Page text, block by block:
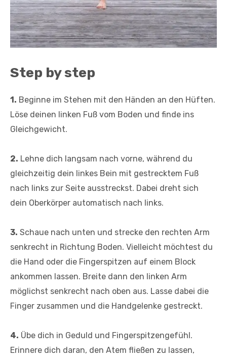
Step by step
1. Beginne im Stehen mit den Händen an den Hüften.
Löse deinen linken Fuß vom Boden und finde ins
Gleichgewicht.
2. Lehne dich langsam nach vorne, während du
gleichzeitig dein linkes Bein mit gestrecktem Fuß
nach links zur Seite ausstreckst. Dabei dreht sich
dein Oberkörper automatisch nach links.
3. Schaue nach unten und strecke den rechten Arm
senkrecht in Richtung Boden. Vielleicht möchtest du
die Hand oder die Fingerspitzen auf einem Block
ankommen lassen. Breite dann den linken Arm
möglichst senkrecht nach oben aus. Lasse dabei die
Finger zusammen und die Handgelenke gestreckt.
4. Übe dich in Geduld und Fingerspitzengefühl.
Erinnere dich daran, den Atem fließen zu lassen,